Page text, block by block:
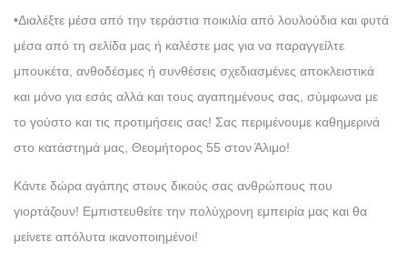
•Διαλέξτε μέσα από την τεράστια ποικιλία από λουλούδια και φυτά
μέσα από τη σελίδα μας ή καλέστε μας για να παραγγείλτε
μπουκέτα, ανθοδέσμες ή συνθέσεις σχεδιασμένες αποκλειστικά
και μόνο για εσάς αλλά και τους αγαπημένους σας, σύμφωνα με
το γούστο και τις προτιμήσεις σας! Σας περιμένουμε καθημερινά
στο κατάστημά μας, Θεομήτορος 55 στον Άλιμο!
Κάντε δώρα αγάπης στους δικούς σας ανθρώπους που
γιορτάζουν! Εμπιστευθείτε την πολύχρονη εμπειρία μας και θα
μείνετε απόλυτα ικανοποιημένοι!